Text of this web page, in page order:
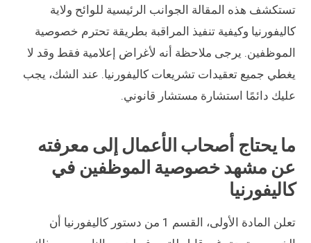
تستكشف هذه المقالة الجوانب الرئيسية للوائح ولاية
كاليفورنيا وكيفية تنفيذ المراقبة بطريقة تحترم خصوصية
الموظفين. يرجى ملاحظة أنه لأغراض إعلامية فقط وقد لا
يغطي جميع تعقيدات تشريعات كاليفورنيا. عند الشك، يجب
عليك دائمًا استشارة مستشار قانوني.
ما يحتاج أصحاب الأعمال إلى معرفته
عن مشهد خصوصية الموظفين في
كاليفورنيا
تعلن المادة الأولى، القسم 1 من دستور كاليفورنيا أن